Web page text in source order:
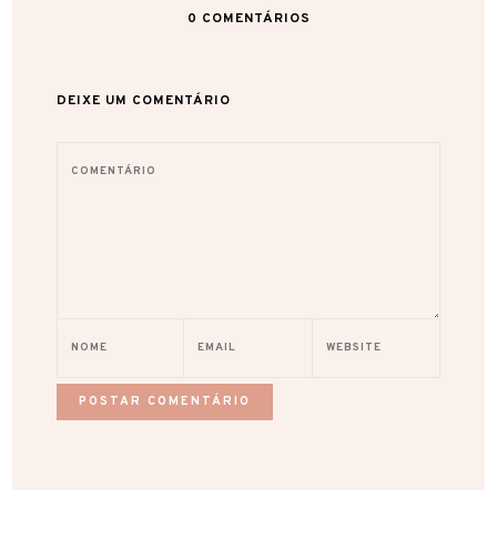
0 COMENTÁRIOS
DEIXE UM COMENTÁRIO